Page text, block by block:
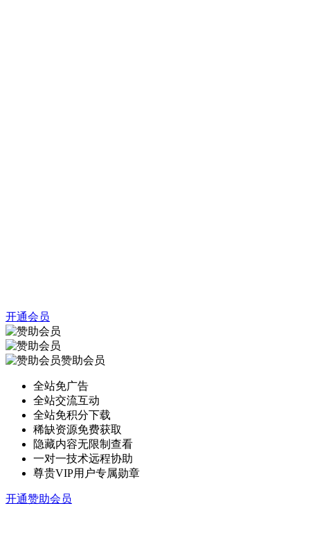
开通会员
赞助会员
全站免广告
全站交流互动
全站免积分下载
稀缺资源免费获取
隐藏内容无限制查看
一对一技术远程协助
尊贵VIP用户专属勋章
开通赞助会员